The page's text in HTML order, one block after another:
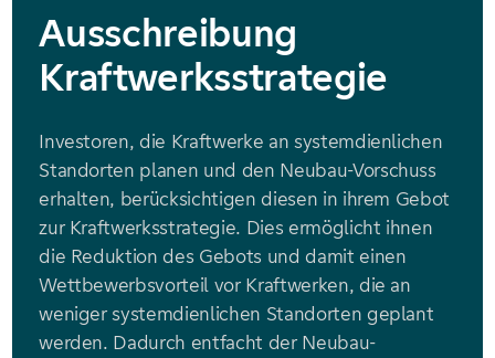
Ausschreibung
Kraftwerksstrategie
Investoren, die Kraftwerke an systemdienlichen
Standorten planen und den Neubau-Vorschuss
erhalten, berücksichtigen diesen in ihrem Gebot
zur Kraftwerksstrategie. Dies ermöglicht ihnen
die Reduktion des Gebots und damit einen
Wettbewerbsvorteil vor Kraftwerken, die an
weniger systemdienlichen Standorten geplant
werden. Dadurch entfacht der Neubau-